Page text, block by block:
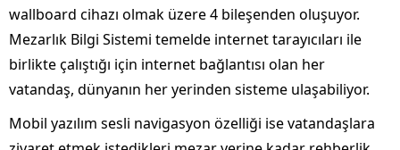
wallboard cihazı olmak üzere 4 bileşenden oluşuyor.
Mezarlık Bilgi Sistemi temelde internet tarayıcıları ile
birlikte çalıştığı için internet bağlantısı olan her
vatandaş, dünyanın her yerinden sisteme ulaşabiliyor.
Mobil yazılım sesli navigasyon özelliği ise vatandaşlara